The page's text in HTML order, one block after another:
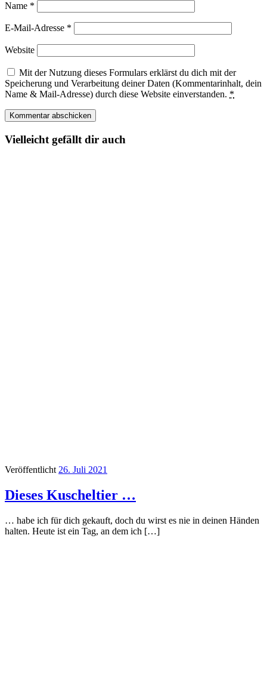
Name *
E-Mail-Adresse *
Website
Mit der Nutzung dieses Formulars erklärst du dich mit der
Speicherung und Verarbeitung deiner Daten (Kommentarinhalt, dein
Name & Mail-Adresse) durch diese Website einverstanden. *
Vielleicht gefällt dir auch
Veröffentlicht 26. Juli 2021
Dieses Kuscheltier …
… habe ich für dich gekauft, doch du wirst es nie in deinen Händen
halten. Heute ist ein Tag, an dem ich […]